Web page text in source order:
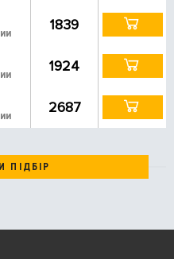
1839
1924
2687
ПІДБІР